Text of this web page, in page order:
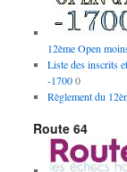
12ème Open
Liste des inscrits
-17000
Règlement du
Route 64